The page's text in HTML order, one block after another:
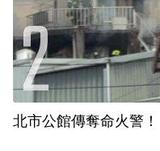
北市公館傳奪命火警